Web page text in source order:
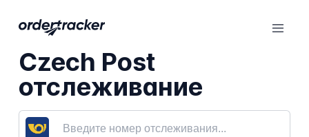
Czech Post
отслеживание